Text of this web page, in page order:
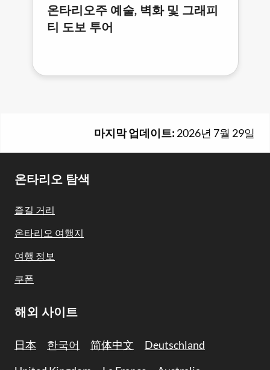
온타리오주 예술, 벽화 및 그래피
티 도보 투어
마지막 업데이트: 2026년 7월 29일
Footer
Navigation
온타리오 탐색
즐길 거리
온타리오 여행지
여행 정보
쿠폰
해외 사이트
日本 한국어 简体中文
Deutschland